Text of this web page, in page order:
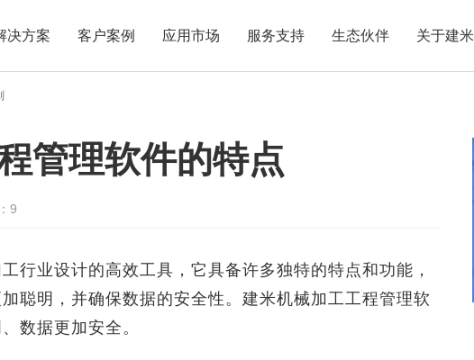
决方案 客户案例 应用市场 服务支持 生态伙伴 关于建米
管理软件的特点
9
业设计的高效工具，它具备许多独特的特点和功能，
聪明，并确保数据的安全性。建米机械加工工程管理软
数据更加安全。